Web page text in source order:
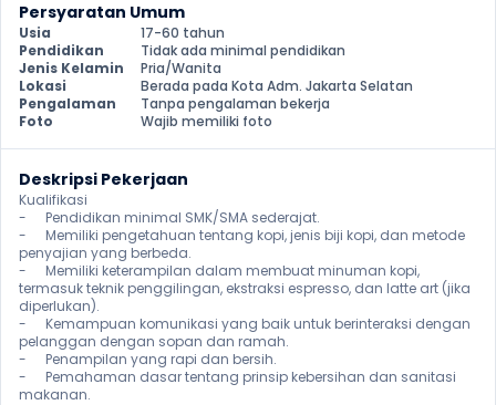
Persyaratan Umum
Usia
17-60 tahun
Pendidikan
Tidak ada minimal pendidikan
Jenis Kelamin
Pria/Wanita
Lokasi
Berada pada Kota Adm. Jakarta Selatan
Pengalaman
Tanpa pengalaman bekerja
Foto
Wajib memiliki foto
Deskripsi Pekerjaan
Kualifikasi
-	Pendidikan minimal SMK/SMA sederajat.
-	Memiliki pengetahuan tentang kopi, jenis biji kopi, dan metode
penyajian yang berbeda.
-	Memiliki keterampilan dalam membuat minuman kopi,
termasuk teknik penggilingan, ekstraksi espresso, dan latte art (jika
diperlukan).
-	Kemampuan komunikasi yang baik untuk berinteraksi dengan
pelanggan dengan sopan dan ramah.
-	Penampilan yang rapi dan bersih.
-	Pemahaman dasar tentang prinsip kebersihan dan sanitasi
makanan.